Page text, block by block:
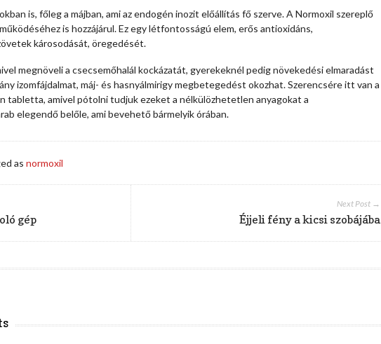
is, főleg a májban, ami az endogén inozit előállítás fő szerve.A Normoxil szereplő
is hozzájárul. Ez egy létfontosságú elem, erős antioxidáns,
károsodását, öregedését.
megnöveli a csecsemőhalál kockázatát, gyerekeknél pedig növekedési elmaradást
izomfájdalmat, máj- és hasnyálmirigy megbetegedést okozhat. Szerencsére itt van a
tabletta, amivel pótolni tudjuk ezeket a nélkülözhetetlen anyagokat a
elegendő belőle, ami bevehető bármelyik órában.
asnormoxil
Next Post →
Éjjeli fény a kicsi szobájába
gép